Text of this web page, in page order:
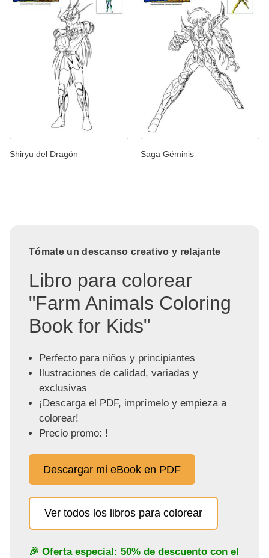
Shiryu del Dragón Saga Géminis
Tómate un descanso creativo y relajante
Libro para colorear
"Farm Animals Coloring
Book for Kids"
Perfecto para niños y principiantes
Ilustraciones de calidad, variadas y
exclusivas
¡Descarga el PDF, imprímelo y empieza a
colorear!
Precio promo: !
Descargar mi eBook en PDF
Ver todos los libros para colorear
🎉 Oferta especial: 50% de descuento con el